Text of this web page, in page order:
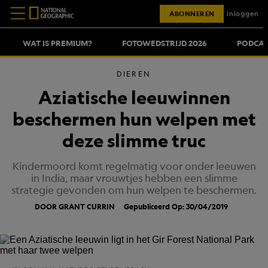
WAT IS PREMIUM? FOTOWEDSTRIJD 2026
ABONNEREN Inloggen
DIEREN
Aziatische leeuwinnen
beschermen hun welpen met
deze slimme truc
Kindermoord komt regelmatig voor onder leeuwen
in India, maar vrouwtjes hebben een slimme
strategie gevonden om hun welpen te beschermen.
DOOR GRANT CURRIN Gepubliceerd Op: 30/04/2019